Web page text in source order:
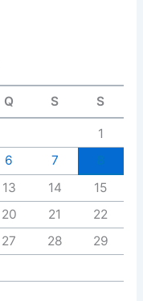
Q S S
1
6 7
13 14
15
20 21
22
27 28
29